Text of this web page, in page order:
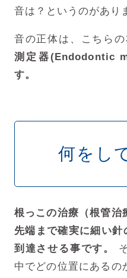
音は？というのがあり
音の正体は、こちらの
測定器(Endodontic
す。
何をし
根っこの治療（根管治
先端まで確実に細い
到達させる事です。
中でどの位置にあるの